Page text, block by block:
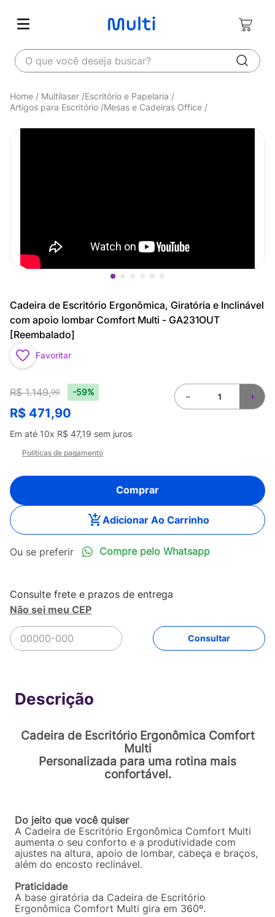
O que você deseja buscar?
Multilaser Escritório e Papelaria
Artigos para Escritório Mesas e Cadeiras Office
Cadeira de Escritório Ergonômica, Giratória e Inclinável
com apoio lombar Comfort Multi - GA231OUT
[Reembalado]
Favoritar
R$ 1.149,90 -59%
R$ 471,90
Em até 10x R$ 47,19 sem juros
＋
－
Políticas de pagamento
Comprar
Adicionar Ao Carrinho
Compre pelo Whatsapp
Não sei meu CEP
R$471,90
47
Cadeira de Escritório Ergonômica Comfort
Multi
Personalizada para uma rotina mais
confortável.
Do jeito que você quiser
A Cadeira de Escritório Ergonômica Comfort Multi
aumenta o seu conforto e a produtividade com
ajustes na altura, apoio de lombar, cabeça e braços,
além do encosto reclinável.
Praticidade
A base giratória da Cadeira de Escritório
Ergonômica Comfort Multi gira em 360º.